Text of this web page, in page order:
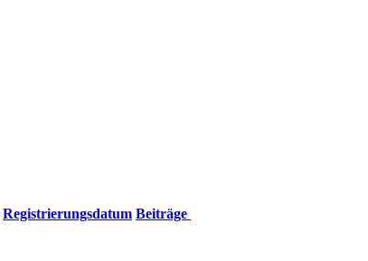
Registrierungsdatum Beiträge